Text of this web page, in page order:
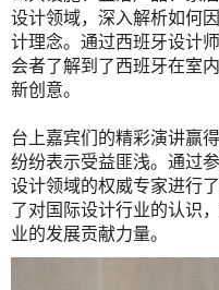
设计领域，深入解析如何
计理念。通过西班牙设计
会者了解到了西班牙在室
新创意。
台上嘉宾们的精彩演讲赢
纷纷表示受益匪浅。通过
设计领域的权威专家进行
了对国际设计行业的认识
业的发展贡献力量。